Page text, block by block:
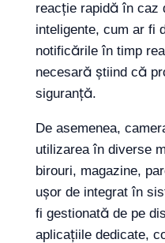
reacție rapidă în caz
inteligente, cum ar fi
notificările în timp
necesară știind că
siguranță.
De asemenea,
utilizarea în diverse
birouri, magazine,
ușor de integrat în
fi gestionată de pe
aplicațiile dedicate,